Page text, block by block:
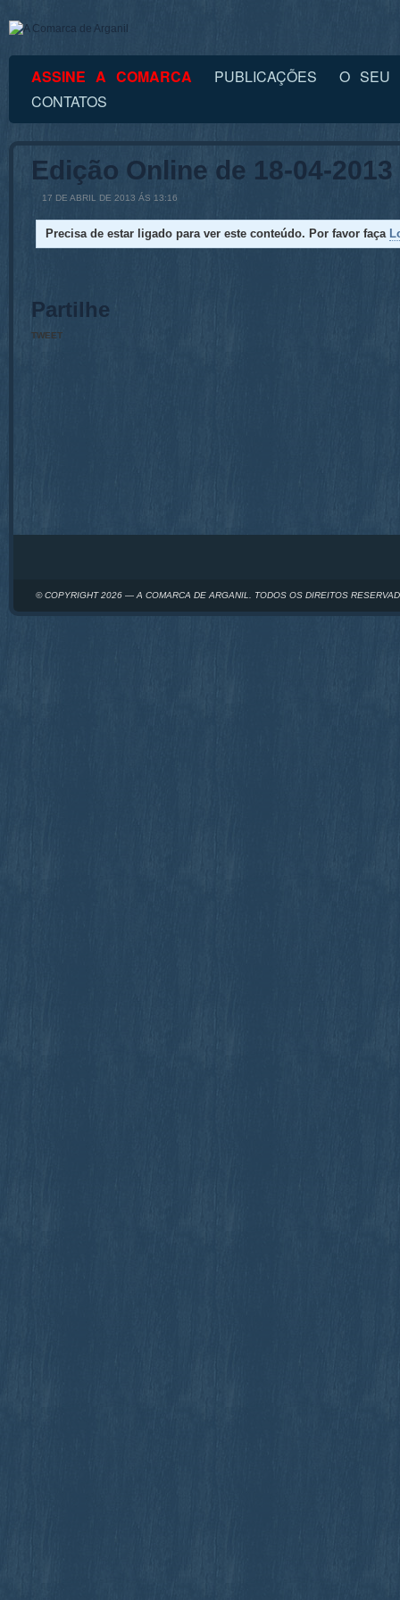
ASSINE A COMARCA PUBLICAÇÕES
O SEU
CONTATOS
Edição Online de 18-04-2013
17 DE ABRIL DE 2013 ÁS 13:16
Precisa de estar ligado para ver este conteúdo. Por favor faça
Partilhe
TWEET
© COPYRIGHT 2026 — A COMARCA DE ARGANIL. TODOS OS DIREITOS